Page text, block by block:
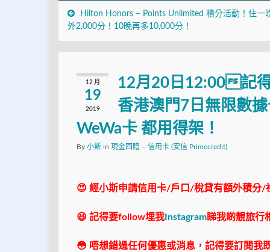
Hilton Honors – Points Unlimited 積分活動！住一
外2,000分！10晚再多10,000分！
12 月
19
2019
12月20日12:00記
香港澳門7日無限數
WeWa卡 都用得架！
By 小斯 in 現金回贈 – 信用卡 (安信 Primecredit)
😍 經小斯申請信用卡/戶口/稅貸有額外積分/
😆 記得要follow埋我 Instagram睇我啲靚旅行
😳 唔想錯過任何優惠或消息，記得要訂閱我